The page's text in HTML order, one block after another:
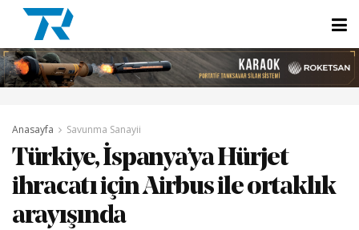
Anasayfa Savunma Sanayii
Türkiye, İspanya’ya Hürjet
ihracatı için Airbus ile ortaklık
arayışında